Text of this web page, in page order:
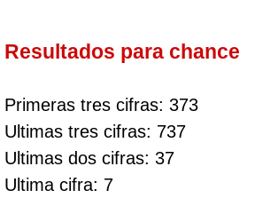
Resultados para chance
Primeras tres cifras: 373
Ultimas tres cifras: 737
Ultimas dos cifras: 37
Ultima cifra: 7